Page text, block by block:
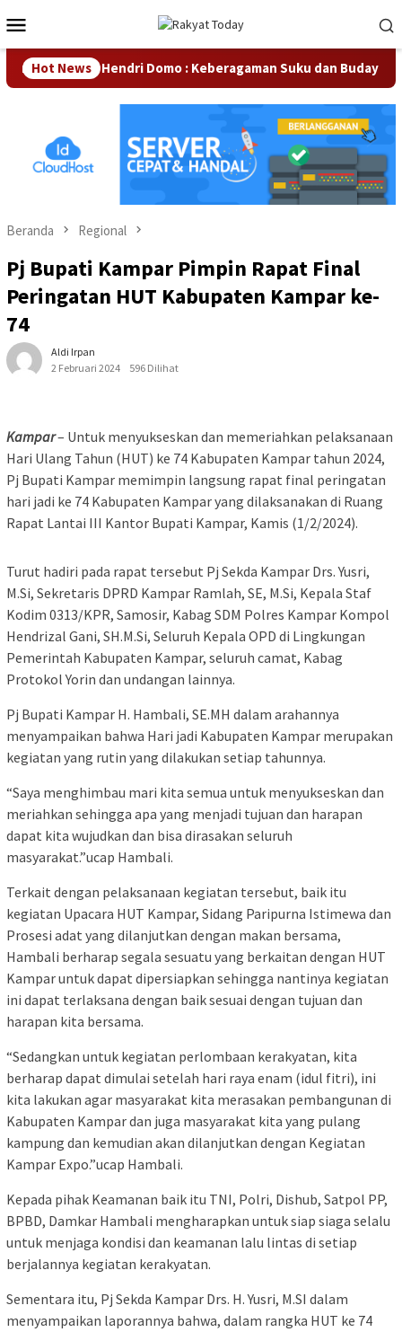
ke
kontenMobile
Hot NewsHendri Domo : Keberagaman Suku dan Budaya di
Beranda Regional
Pj Bupati Kampar Pimpin Rapat Final
Peringatan HUT Kabupaten Kampar ke-
74
Aldi Irpan
2 Februari 2024
596 Dilihat
Kampar– Untuk menyukseskan dan memeriahkan pelaksanaan
Hari Ulang Tahun (HUT) ke 74 Kabupaten Kampar tahun 2024,
Pj Bupati Kampar memimpin langsung rapat final peringatan
hari jadi ke 74 Kabupaten Kampar yang dilaksanakan di Ruang
Rapat Lantai III Kantor Bupati Kampar, Kamis (1/2/2024).
Turut hadiri pada rapat tersebut Pj Sekda Kampar Drs. Yusri,
M.Si, Sekretaris DPRD Kampar Ramlah, SE, M.Si, Kepala Staf
Kodim 0313/KPR, Samosir, Kabag SDM Polres Kampar Kompol
Hendrizal Gani, SH.M.Si, Seluruh Kepala OPD di Lingkungan
Pemerintah Kabupaten Kampar, seluruh camat, Kabag
Protokol Yorin dan undangan lainnya.
Pj Bupati Kampar H. Hambali, SE.MH dalam arahannya
menyampaikan bahwa Hari jadi Kabupaten Kampar merupakan
kegiatan yang rutin yang dilakukan setiap tahunnya.
“Saya menghimbau mari kita semua untuk menyukseskan dan
meriahkan sehingga apa yang menjadi tujuan dan harapan
dapat kita wujudkan dan bisa dirasakan seluruh
masyarakat.”ucap Hambali.
Terkait dengan pelaksanaan kegiatan tersebut, baik itu
kegiatan Upacara HUT Kampar, Sidang Paripurna Istimewa dan
Prosesi adat yang dilanjutkan dengan makan bersama,
Hambali berharap segala sesuatu yang berkaitan dengan HUT
Kampar untuk dapat dipersiapkan sehingga nantinya kegiatan
ini dapat terlaksana dengan baik sesuai dengan tujuan dan
harapan kita bersama.
“Sedangkan untuk kegiatan perlombaan kerakyatan, kita
berharap dapat dimulai setelah hari raya enam (idul fitri), ini
kita lakukan agar masyarakat kita merasakan pembangunan di
Kabupaten Kampar dan juga masyarakat kita yang pulang
kampung dan kemudian akan dilanjutkan dengan Kegiatan
Kampar Expo.”ucap Hambali.
Kepada pihak Keamanan baik itu TNI, Polri, Dishub, Satpol PP,
BPBD, Damkar Hambali mengharapkan untuk siap siaga selalu
untuk menjaga kondisi dan keamanan lalu lintas di setiap
berjalannya kegiatan kerakyatan.
Sementara itu, Pj Sekda Kampar Drs. H. Yusri, M.SI dalam
menyampaikan laporannya bahwa, dalam rangka HUT ke 74